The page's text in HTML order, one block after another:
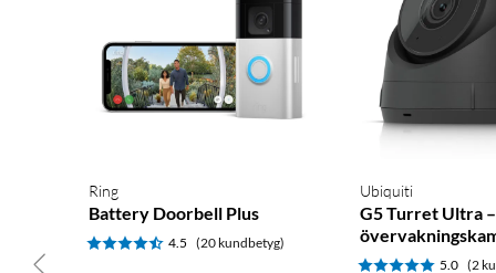
Ring
Battery Doorbell Plus
4.5 (20 kundbetyg)
Ubiquiti
G5 Turret Ultra
5.0 (2